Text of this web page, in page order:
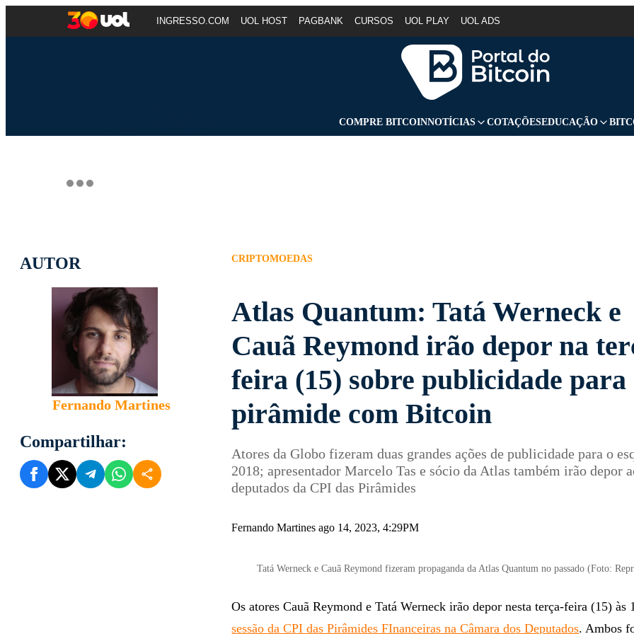
INGRESSO.COM UOL HOST PAGBANK CURSOS UOL PLAY UOL ADS
COMPRE BITCOINNOTÍCIAS COTAÇÕESEDUCAÇÃO
AUTOR
Fernando Martines
Compartilhar:
CRIPTOMOEDAS
Atlas Quantum: Tatá Werneck e
Cauã Reymond irão depor na
feira (15) sobre publicidade para
pirâmide com Bitcoin
Atores da Globo fizeram duas grandes ações de publicidade para o
2018; apresentador Marcelo Tas e sócio da Atlas também irão depor
deputados da CPI das Pirâmides
Fernando Martines ago 14, 2023, 4:29PM
Tatá Werneck e Cauã Reymond fizeram propaganda da Atlas Quantum no passado (Foto:
Os atores Cauã Reymond e Tatá Werneck irão depor nesta terça-feira (15) às
sessão da CPI das Pirâmides FInanceiras na Câmara dos Deputados. Ambos